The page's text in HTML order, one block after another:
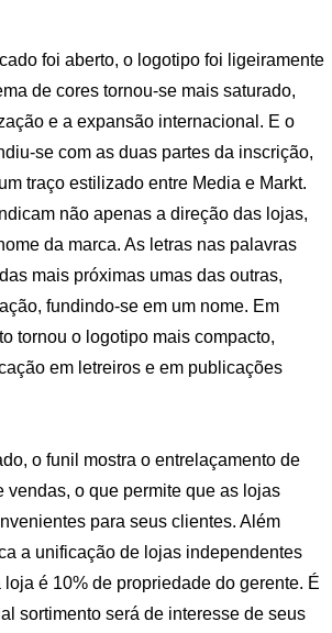
foi aberto, o logotipo foi ligeiramente
de cores tornou-se mais saturado,
e a expansão internacional. E o
se com as duas partes da inscrição,
traço estilizado entre Media e Markt.
não apenas a direção das lojas,
da marca. As letras nas palavras
mais próximas umas das outras,
fundindo-se em um nome. Em
tornou o logotipo mais compacto,
em letreiros e em publicações
o funil mostra o entrelaçamento de
vendas, o que permite que as lojas
para seus clientes. Além
a unificação de lojas independentes
é 10% de propriedade do gerente. É
sortimento será de interesse de seus